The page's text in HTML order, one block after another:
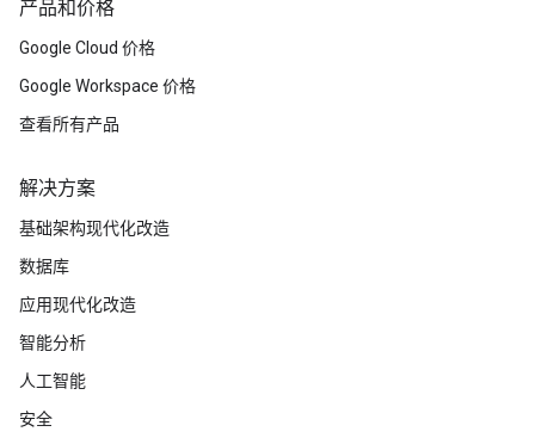
产品和价格
Google Cloud 价格
Google Workspace 价格
查看所有产品
解决方案
基础架构现代化改造
数据库
应用现代化改造
智能分析
人工智能
安全